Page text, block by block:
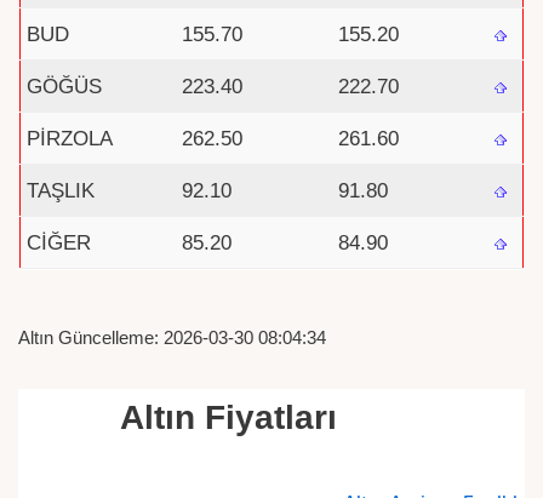
BUD 155.70 155.20
GÖĞÜS 223.40 222.70
PİRZOLA 262.50 261.60
TAŞLIK 92.10 91.80
CİĞER 85.20 84.90
Altın Güncelleme: 2026-03-30 08:04:34
Altın Fiyatları